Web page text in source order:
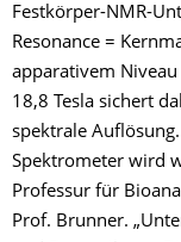
Festkörper-NMR-
Resonance =
apparativem
18,8 Tesla sichert
spektrale
Spektrometer wird
Professur für
Prof. Brunner.